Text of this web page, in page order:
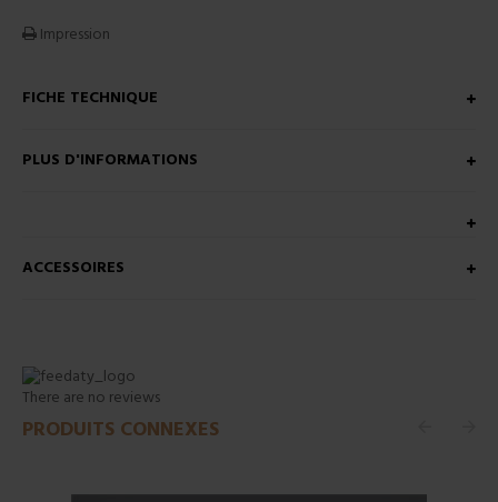
Impression
FICHE TECHNIQUE
PLUS D'INFORMATIONS
ACCESSOIRES
There are no reviews
PRODUITS CONNEXES